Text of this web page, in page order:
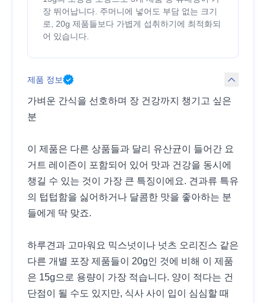
장 뛰어납니다. 주머니에 넣어도 부담 없는 크기
로, 20g 제품들보다 가볍게 섭취하기에 최적화되
어 있습니다.
제품 정보
가벼운 간식을 선호하며 장 건강까지 챙기고 싶은
분
이 제품은 다른 상품들과 달리 유산균이 들어간 요
거트 레이즌이 포함되어 있어 맛과 건강을 동시에
챙길 수 있는 것이 가장 큰 특징이에요. 견과류 특유
의 텁텁함을 싫어하거나 달콤한 맛을 좋아하는 분
들에게 딱 맞죠.
하루견과 고마워요 믹스넛이나 넛츠 오리진스 같은
다른 개별 포장 제품들이 20g인 것에 비해 이 제품
은 15g으로 용량이 가장 적습니다. 양이 적다는 건
단점이 될 수도 있지만, 식사 사이 입이 심심할 때